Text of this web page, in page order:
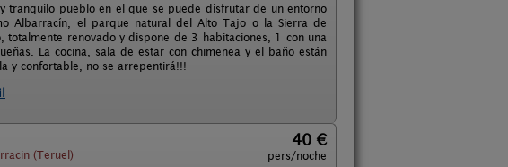
tranquilo pueblo en el que se puede disfrutar de un entorno
Albarracín, el parque natural del Alto Tajo o la Sierra de
renovado y dispone de 3 habitaciones, 1 con una
La cocina, sala de estar con chimenea y el baño están
y confortable, no se arrepentirá!!!
(Teruel)
40 €
pers/noche